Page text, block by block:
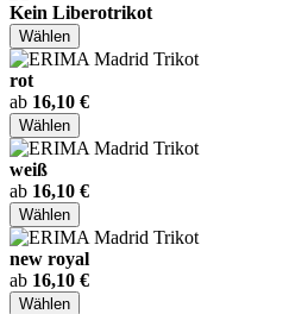
Kein Liberotrikot
Wählen
rot
ab 16,10 €
Wählen
weiß
ab 16,10 €
Wählen
new royal
ab 16,10 €
Wählen